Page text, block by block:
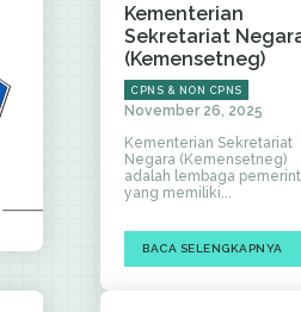
Kementerian
Sekretariat
(Kemensetneg)
CPNS & NON CPNS
November 26, 2025
Kementerian Sekretariat
Negara (Kemensetneg)
adalah lembaga
yang memiliki...
BACA SELENGKAPNYA